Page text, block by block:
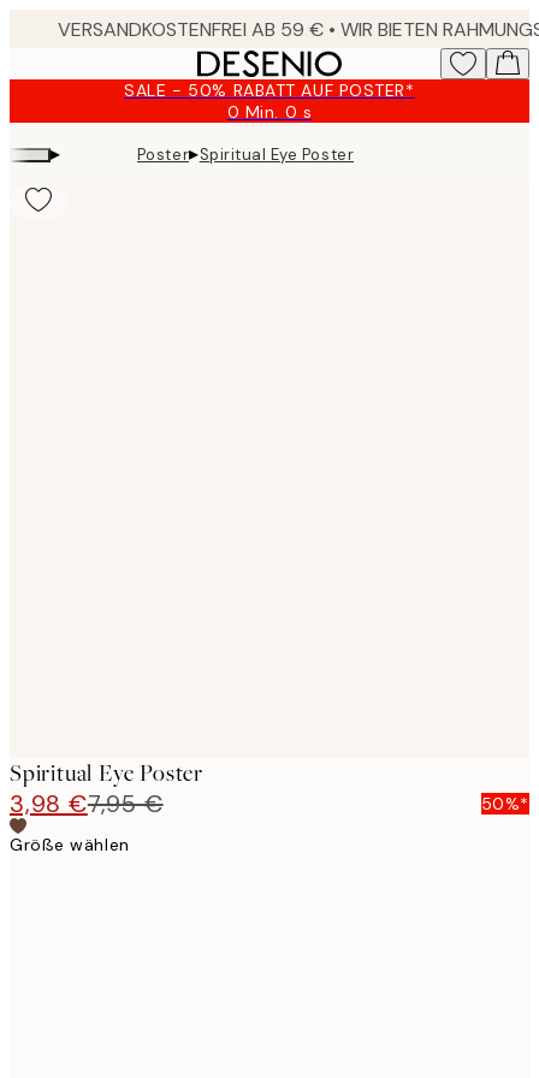
SALE - 50% RABATT AUF POSTER*
0 Min. 0 s
Gültig
bis:
2026-
▸ Poster▸Spiritual Eye Poster
Spiritual Eye Poster
3,98 €7,95 €
50%*
Größe wählen